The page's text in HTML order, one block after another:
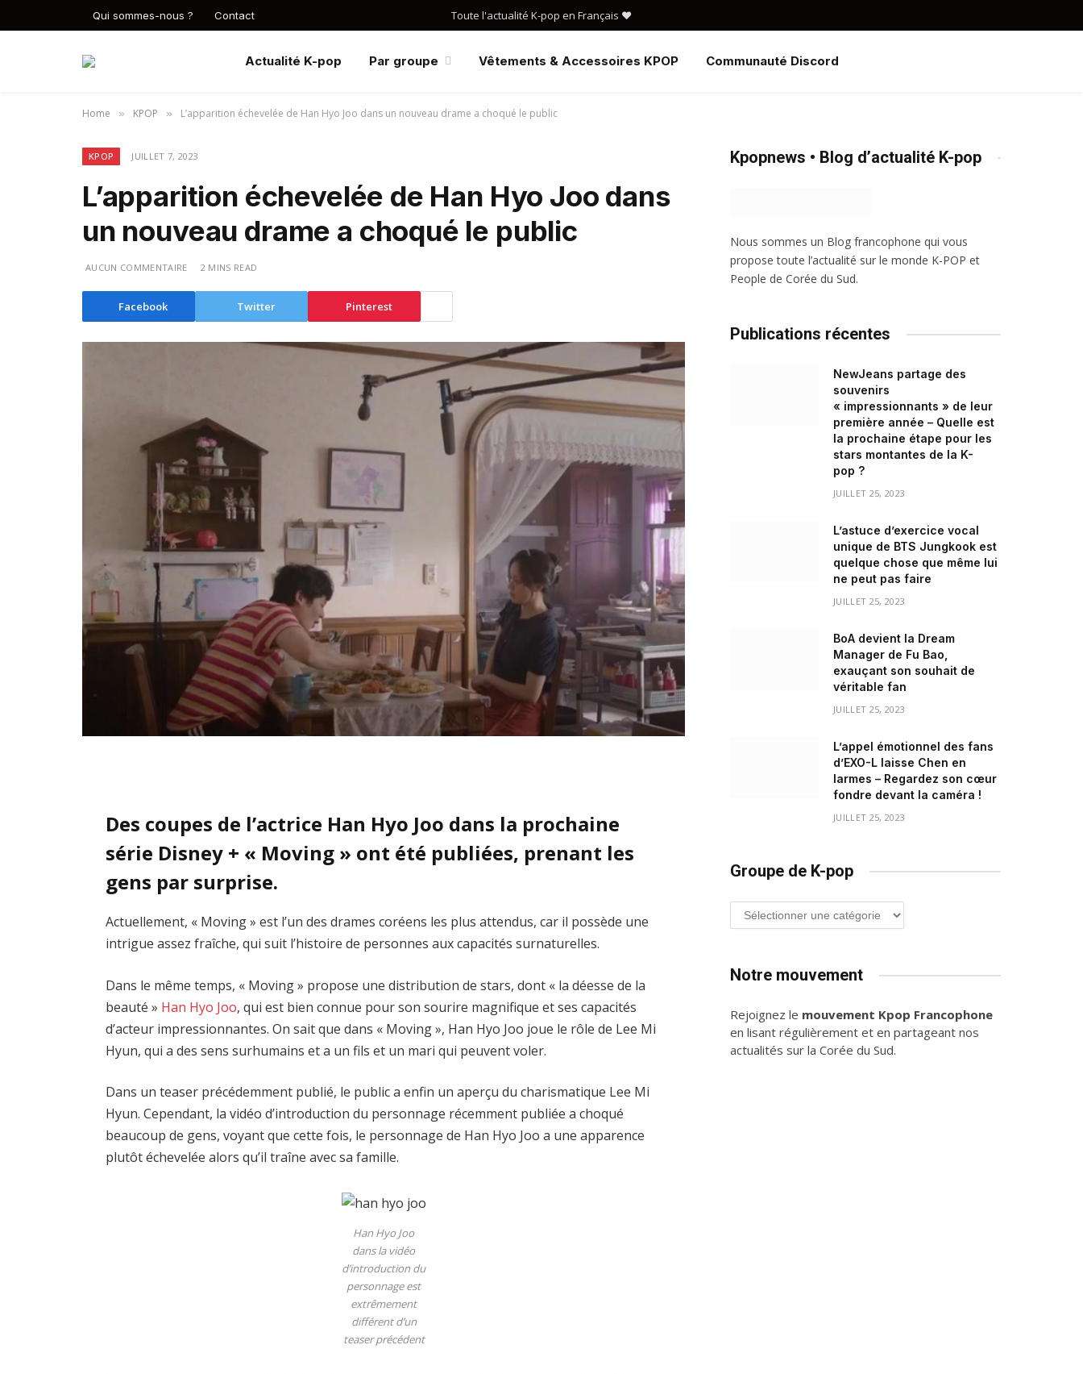
Qui sommes-nous ? Contact Toute l'actualité K-pop en Français ❤️
Actualité K-pop Par groupe Vêtements & Accessoires KPOP Communauté Discord
Home » KPOP » L’apparition échevelée de Han Hyo Joo dans un nouveau drame a choqué le public
KPOP JUILLET 7, 2023
L’apparition échevelée de Han Hyo Joo dans
un nouveau drame a choqué le public
AUCUN COMMENTAIRE 2 MINS READ
Facebook Twitter Pinterest
Des coupes de l’actrice Han Hyo Joo dans la prochaine
série Disney + « Moving » ont été publiées, prenant les
gens par surprise.
Actuellement, « Moving » est l’un des drames coréens les plus attendus, car il possède une
intrigue assez fraîche, qui suit l’histoire de personnes aux capacités surnaturelles.
Dans le même temps, « Moving » propose une distribution de stars, dont « la déesse de la
beauté » Han Hyo Joo, qui est bien connue pour son sourire magnifique et ses capacités
d’acteur impressionnantes. On sait que dans « Moving », Han Hyo Joo joue le rôle de Lee Mi
Hyun, qui a des sens surhumains et a un fils et un mari qui peuvent voler.
Dans un teaser précédemment publié, le public a enfin un aperçu du charismatique Lee Mi
Hyun. Cependant, la vidéo d’introduction du personnage récemment publiée a choqué
beaucoup de gens, voyant que cette fois, le personnage de Han Hyo Joo a une apparence
plutôt échevelée alors qu’il traîne avec sa famille.
Han Hyo Joo
dans la vidéo
d’introduction du
personnage est
extrêmement
différent d’un
teaser précédent
Kpopnews • Blog d’actualité K-pop
Nous sommes un Blog francophone qui vous
propose toute l’actualité sur le monde K-POP et
People de Corée du Sud.
Publications récentes
NewJeans partage des
souvenirs
« impressionnants » de leur
première année – Quelle est
la prochaine étape pour les
stars montantes de la K-
pop ?
JUILLET 25, 2023
L’astuce d’exercice vocal
unique de BTS Jungkook est
quelque chose que même lui
ne peut pas faire
JUILLET 25, 2023
BoA devient la Dream
Manager de Fu Bao,
exauçant son souhait de
véritable fan
JUILLET 25, 2023
L’appel émotionnel des fans
d’EXO-L laisse Chen en
larmes – Regardez son cœur
fondre devant la caméra !
JUILLET 25, 2023
Groupe de K-pop
Groupe
de
Notre mouvement
Rejoignez le mouvement Kpop Francophone
en lisant régulièrement et en partageant nos
actualités sur la Corée du Sud.